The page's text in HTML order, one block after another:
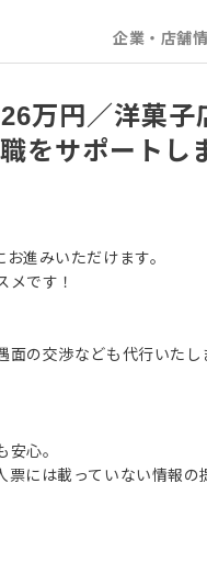
企業・店舗
万円／洋菓子
をサポートし
進みいただけます。
です！
の交渉なども代行いたし
心。
には載っていない情報の